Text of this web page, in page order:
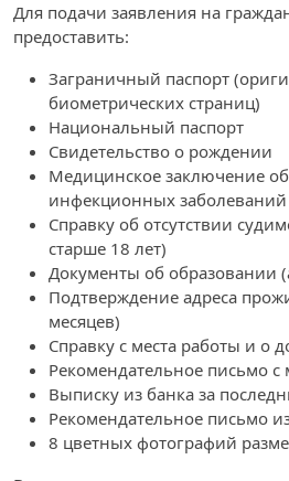
Для подачи заявления на
предоставить:
Заграничный паспорт
биометрических страниц)
Национальный паспорт
Свидетельство о рождении
Медицинское заключение об
инфекционных заболеваний
Справку об отсутствии
старше 18 лет)
Документы об образовании
Подтверждение адреса
месяцев)
Справку с места работы и о
Рекомендательное письмо с
Выписку из банка за
Рекомендательное письмо
8 цветных фотографий